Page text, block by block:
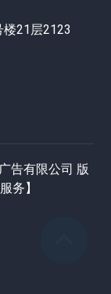
21层2123
告有限公司 版
务】